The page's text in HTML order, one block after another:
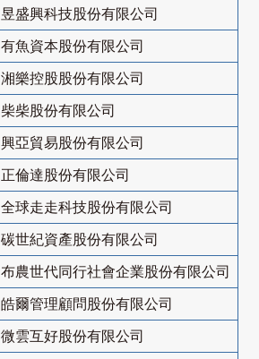
昱盛興科技股份有限公司
有魚資本股份有限公司
湘樂控股股份有限公司
柴柴股份有限公司
興亞貿易股份有限公司
正倫達股份有限公司
全球走走科技股份有限公司
碳世紀資產股份有限公司
布農世代同行社會企業股份有限公司
皓爾管理顧問股份有限公司
微雲互好股份有限公司